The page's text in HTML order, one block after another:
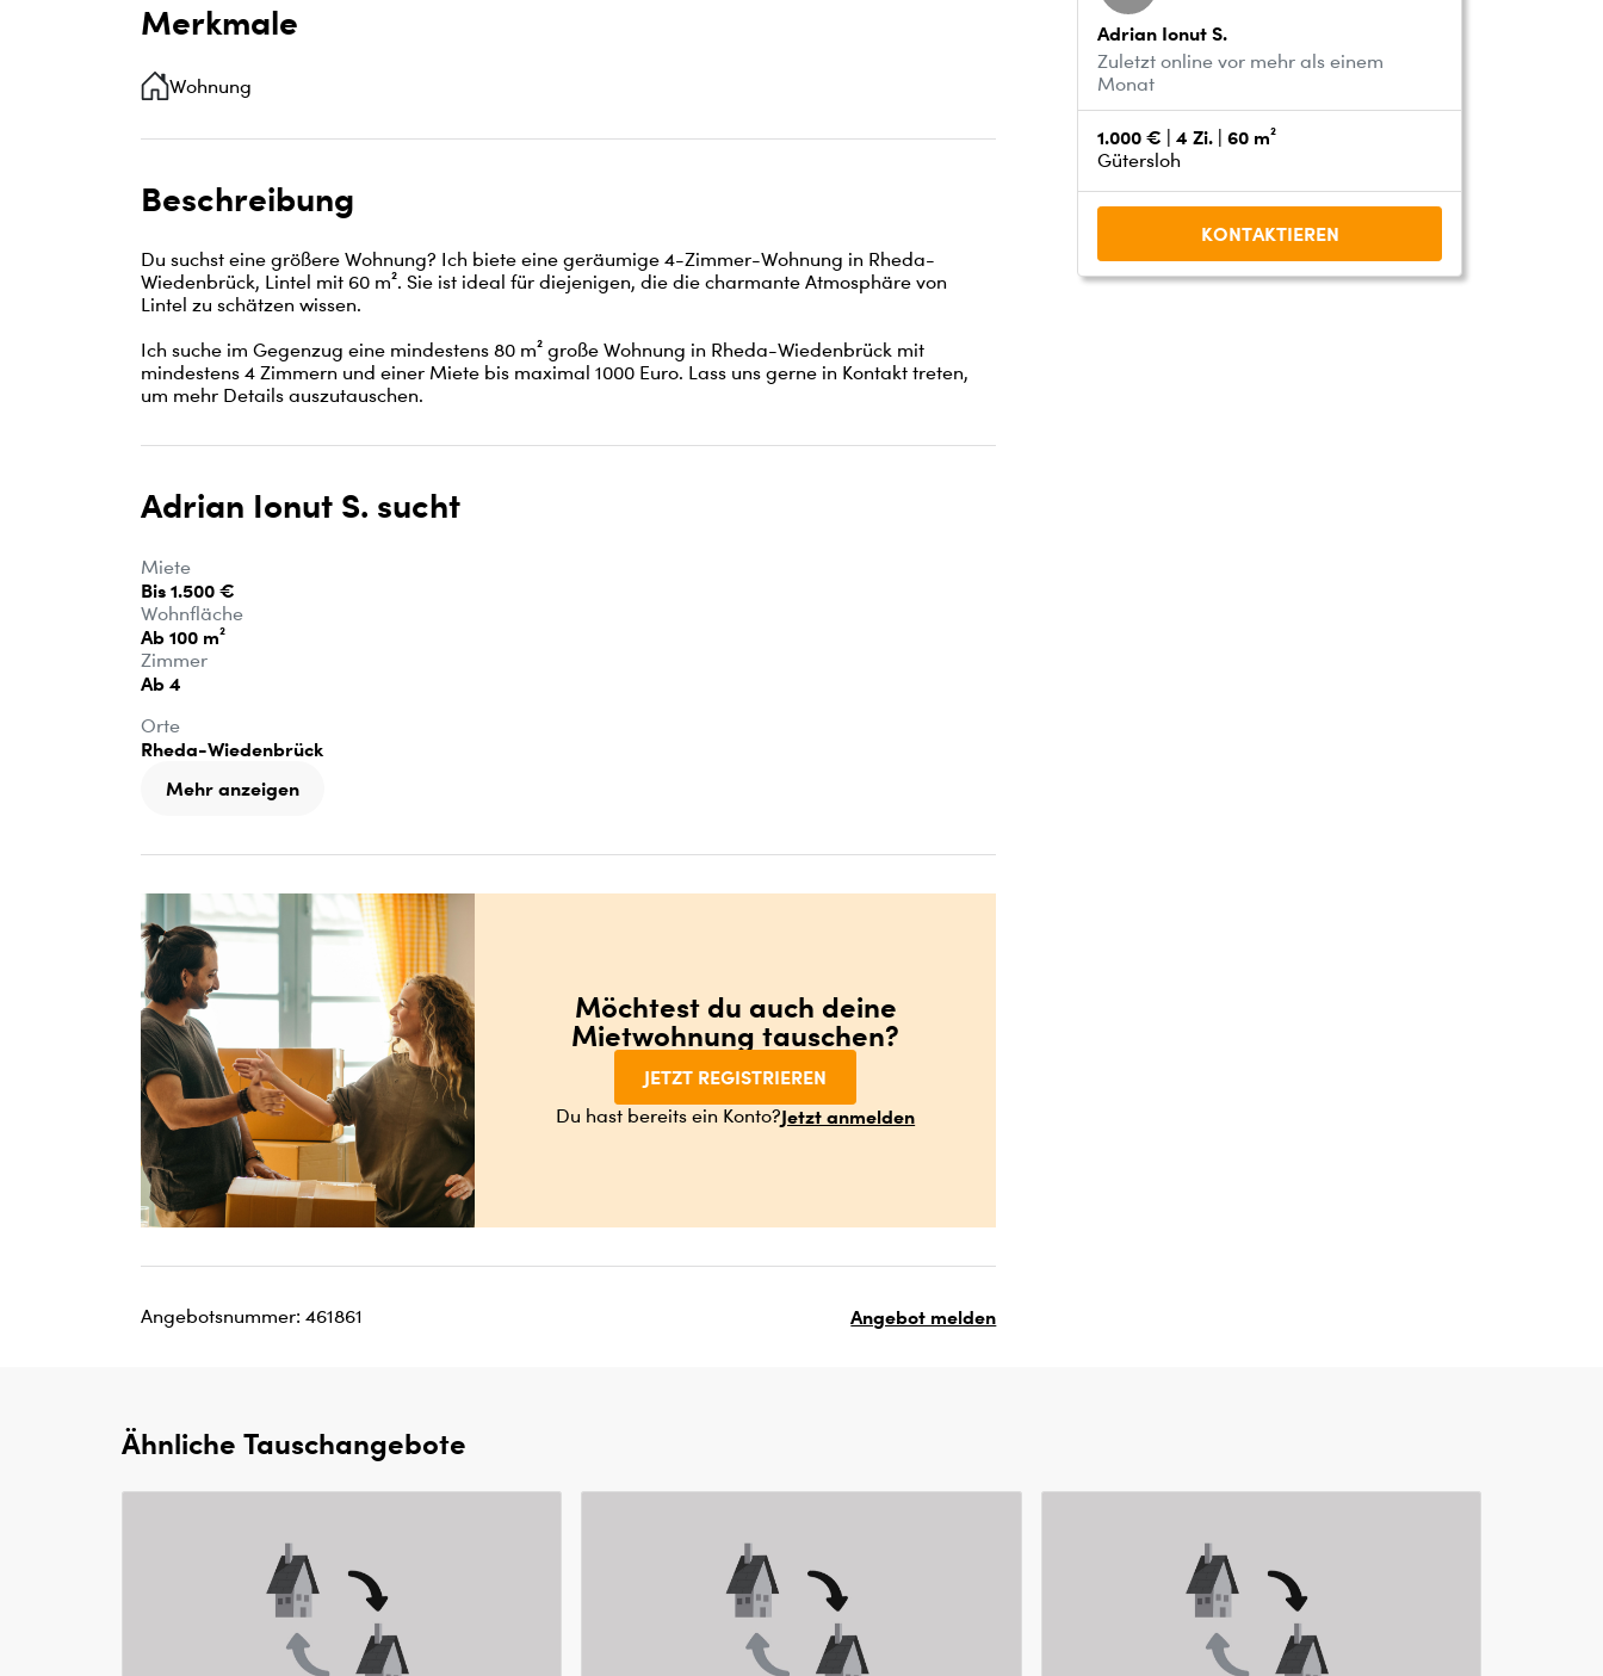
Merkmale
Wohnung
Beschreibung
Du suchst eine größere Wohnung? Ich biete eine geräumige 4-Zimmer-Wohnung in Rheda-
Wiedenbrück, Lintel mit 60 m². Sie ist ideal für diejenigen, die die charmante Atmosphäre von
Lintel zu schätzen wissen.
Ich suche im Gegenzug eine mindestens 80 m² große Wohnung in Rheda-Wiedenbrück mit
mindestens 4 Zimmern und einer Miete bis maximal 1000 Euro. Lass uns gerne in Kontakt treten,
um mehr Details auszutauschen.
Adrian Ionut S. sucht
Miete
Bis 1.500 €
Wohnfläche
Ab 100 m²
Zimmer
Ab 4
Orte
Rheda-Wiedenbrück
Mehr anzeigen
Möchtest du auch deine
Mietwohnung tauschen?
JETZT REGISTRIEREN
Du hast bereits ein Konto?Jetzt anmelden
Angebotsnummer: 461861 Angebot melden
Adrian Ionut S.
Zuletzt online vor mehr als einem
Monat
1.000 € | 4 Zi. | 60 m²
Gütersloh
KONTAKTIEREN
Ähnliche Tauschangebote